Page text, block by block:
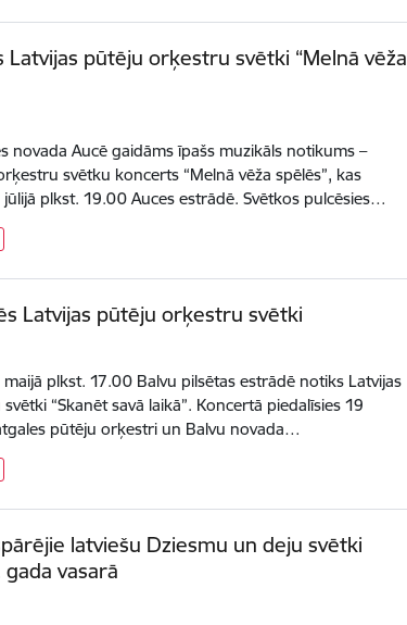
Latvijas pūtēju orķestru svētki “Melnā vēža
novada Aucē gaidāms īpašs muzikāls notikums –
svētku koncerts “Melnā vēža spēlēs”, kas
jūlijā plkst. 19.00 Auces estrādē. Svētkos pulcēsies…
Latvijas pūtēju orķestru svētki
plkst. 17.00 Balvu pilsētas estrādē notiks Latvijas
“Skanēt savā laikā”. Koncertā piedalīsies 19
pūtēju orķestri un Balvu novada…
latviešu Dziesmu un deju svētki
vasarā